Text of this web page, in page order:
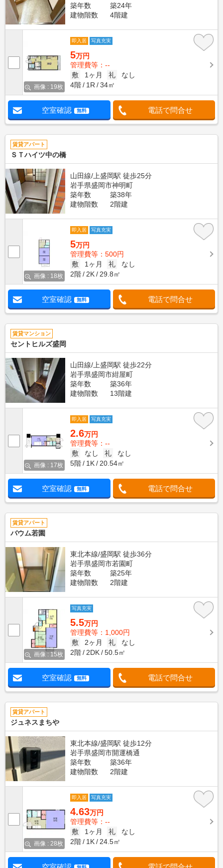
築年数
築24年
建物階数
4階建
画像 : 19枚
即入居 写真充実
5万円
管理費等：--
敷
1ヶ月 礼
なし
4階
1R 34㎡
空室確認 無料 電話で問合せ
賃貸アパート
ＳＴハイツ中の橋
山田線/上盛岡駅 徒歩25分
岩手県盛岡市神明町
築年数
築38年
建物階数
2階建
画像 : 18枚
即入居 写真充実
5万円
管理費等：500円
敷
1ヶ月 礼
なし
2階
2K 29.8㎡
空室確認 無料 電話で問合せ
賃貸マンション
セントヒルズ盛岡
山田線/上盛岡駅 徒歩22分
岩手県盛岡市紺屋町
築年数
築36年
建物階数
13階建
画像 : 17枚
即入居 写真充実
2.6万円
管理費等：--
敷
なし 礼
なし
5階
1K 20.54㎡
空室確認 無料 電話で問合せ
賃貸アパート
バウム若園
東北本線/盛岡駅 徒歩36分
岩手県盛岡市若園町
築年数
築25年
建物階数
2階建
画像 : 15枚
写真充実
5.5万円
管理費等：1,000円
敷
2ヶ月 礼
なし
2階
2DK 50.5㎡
空室確認 無料 電話で問合せ
賃貸アパート
ジュネスまちや
東北本線/盛岡駅 徒歩12分
岩手県盛岡市開運橋通
築年数
築36年
建物階数
2階建
画像 : 28枚
即入居 写真充実
4.63万円
管理費等：--
敷
1ヶ月 礼
なし
2階
1K 24.5㎡